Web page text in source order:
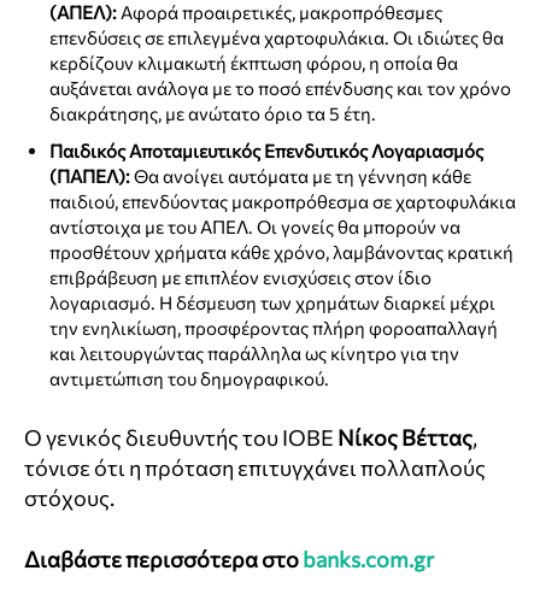
(ΑΠΕΛ): Αφορά προαιρετικές, μακροπρόθεσμες
επενδύσεις σε επιλεγμένα χαρτοφυλάκια. Οι ιδιώτες θα
κερδίζουν κλιμακωτή έκπτωση φόρου, η οποία θα
αυξάνεται ανάλογα με το ποσό επένδυσης και τον χρόνο
διακράτησης, με ανώτατο όριο τα 5 έτη.
Παιδικός Αποταμιευτικός Επενδυτικός Λογαριασμός
(ΠΑΠΕΛ):Θα ανοίγει αυτόματα με τη γέννηση κάθε
παιδιού, επενδύοντας μακροπρόθεσμα σε χαρτοφυλάκια
αντίστοιχα με του ΑΠΕΛ. Οι γονείς θα μπορούν να
προσθέτουν χρήματα κάθε χρόνο, λαμβάνοντας κρατική
επιβράβευση με επιπλέον ενισχύσεις στον ίδιο
λογαριασμό. Η δέσμευση των χρημάτων διαρκεί μέχρι
την ενηλικίωση, προσφέροντας πλήρη φοροαπαλλαγή
και λειτουργώντας παράλληλα ως κίνητρο για την
αντιμετώπιση του δημογραφικού.
Ο γενικός διευθυντής του ΙΟΒΕ Νίκος Βέττας,
τόνισε ότι η πρόταση επιτυγχάνει πολλαπλούς
στόχους.
Διαβάστε περισσότερα στοbanks.com.gr